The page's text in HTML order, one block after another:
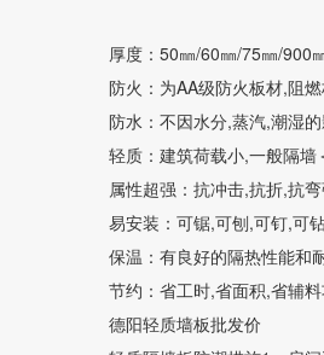
厚度：50㎜/60㎜/75㎜/900
防火：为AA级防火板材,阻
防水：不因水分,蒸汽,潮湿
轻质：建筑荷载小,一般隔
属性超强：抗冲击,抗折,抗
易安装：可锯,可刨,可钉,可
保温：有良好的隔热性能和
节约：省工时,省面积,省辅
德阳轻质墙板批发价